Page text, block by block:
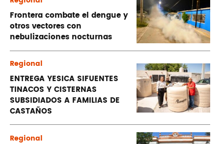
Frontera combate el dengue y
otros vectores con
nebulizaciones nocturnas
Regional
ENTREGA YESICA SIFUENTES
TINACOS Y CISTERNAS
SUBSIDIADOS A FAMILIAS DE
CASTAÑOS
Regional